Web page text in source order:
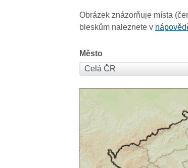
Obrázek znázorňuje místa
bleskům naleznete v
Město